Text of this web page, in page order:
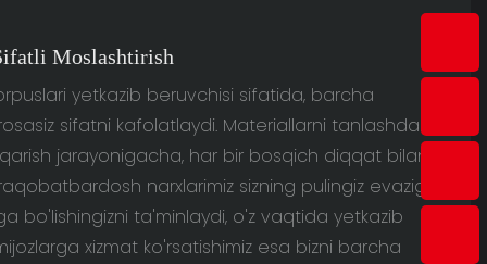
Moslashtirish
yetkazib beruvchisi sifatida, barcha
sifatni kafolatlaydi. Materiallarni tanlashdan
jarayonigacha, har bir bosqich diqqat bilan
narxlarimiz sizning pulingiz evaziga
bo'lishingizni ta'minlaydi, o'z vaqtida yetkazib
xizmat ko'rsatishimiz esa bizni barcha